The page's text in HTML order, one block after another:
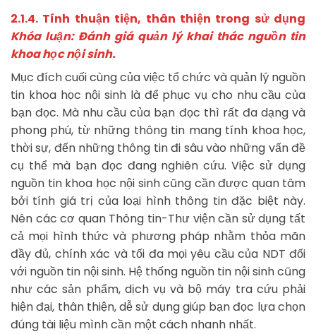
2.1.4. Tính thuận tiện, thân thiện trong sử dụng
Khóa luận: Đánh giá quản lý khai thác nguồn tin
khoa học nội sinh.
Mục đích cuối cùng của việc tổ chức và quản lý nguồn
tin khoa học nội sinh là để phục vụ cho nhu cầu của
bạn đọc. Mà nhu cầu của bạn đọc thì rất đa dạng và
phong phú, từ những thông tin mang tính khoa học,
thời sự, đến những thông tin đi sâu vào những vấn đề
cụ thể mà bạn đọc đang nghiên cứu. Việc sử dụng
nguồn tin khoa học nội sinh cũng cần được quan tâm
bởi tính giá trị của loại hình thông tin đặc biệt này.
Nên các cơ quan Thông tin-Thư viện cần sử dụng tất
cả mọi hình thức và phương pháp nhằm thỏa mãn
đầy đủ, chính xác và tối đa mọi yêu cầu của NDT đối
với nguồn tin nội sinh. Hệ thống nguồn tin nội sinh cũng
như các sản phẩm, dịch vụ và bộ máy tra cứu phải
hiện đại, thân thiện, dễ sử dụng giúp bạn đọc lựa chọn
đúng tài liệu mình cần một cách nhanh nhất.